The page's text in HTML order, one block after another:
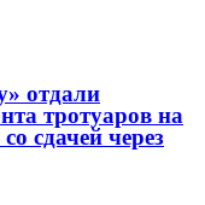
отдали
тротуаров на
сдачей через